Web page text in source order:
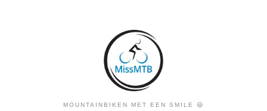
MOUNTAINBIKEN MET EEN SMILE 😃